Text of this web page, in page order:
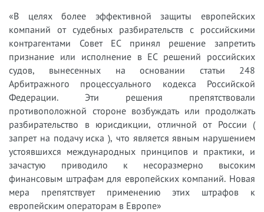
«В целях более эффективной защиты европейских
компаний от судебных разбирательств с российскими
контрагентами Совет ЕС принял решение запретить
признание или исполнение в ЕС решений российских
судов, вынесенных на основании статьи 248
Арбитражного процессуального кодекса Российской
Федерации. Эти решения препятствовали
противоположной стороне возбуждать или продолжать
разбирательство в юрисдикции, отличной от России (
запрет на подачу иска ), что является явным нарушением
устоявшихся международных принципов и практики, и
зачастую приводило к несоразмерно высоким
финансовым штрафам для европейских компаний. Новая
мера препятствует применению этих штрафов к
европейским операторам в Европе»